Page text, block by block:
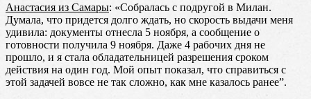
Анастасия из Самары: «Собралась с подругой в Милан.
Думала, что придется долго ждать, но скорость выдачи меня
удивила: документы отнесла 5 ноября, а сообщение о
готовности получила 9 ноября. Даже 4 рабочих дня не
прошло, и я стала обладательницей разрешения сроком
действия на один год. Мой опыт показал, что справиться с
этой задачей вовсе не так сложно, как мне казалось ранее”.